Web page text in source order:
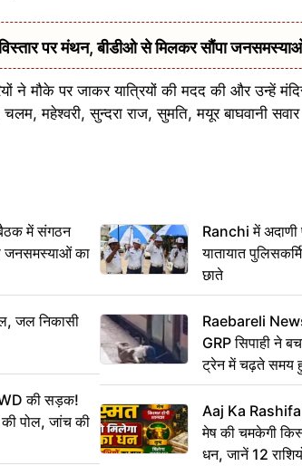
पर मंथन, बीडीओ से मिलकर सौंपा
मौके पर जाकर यात्रियों की मदद की और उन्हें
महेश्वरी, सुन्दरा राज, सुमति, मयूर बाघवानी
में संगठन
जनसमस्याओं का
जल निकासी
की सड़क!
की पोल, जांच की
Ranchi में
यातायात
छाते
Raebareli
GRP सिपाही ने
ट्रेन में चढ़ते समय
CCTV में कैद
Aaj Ka
मेष की चमकेगी
धन, जानें 12